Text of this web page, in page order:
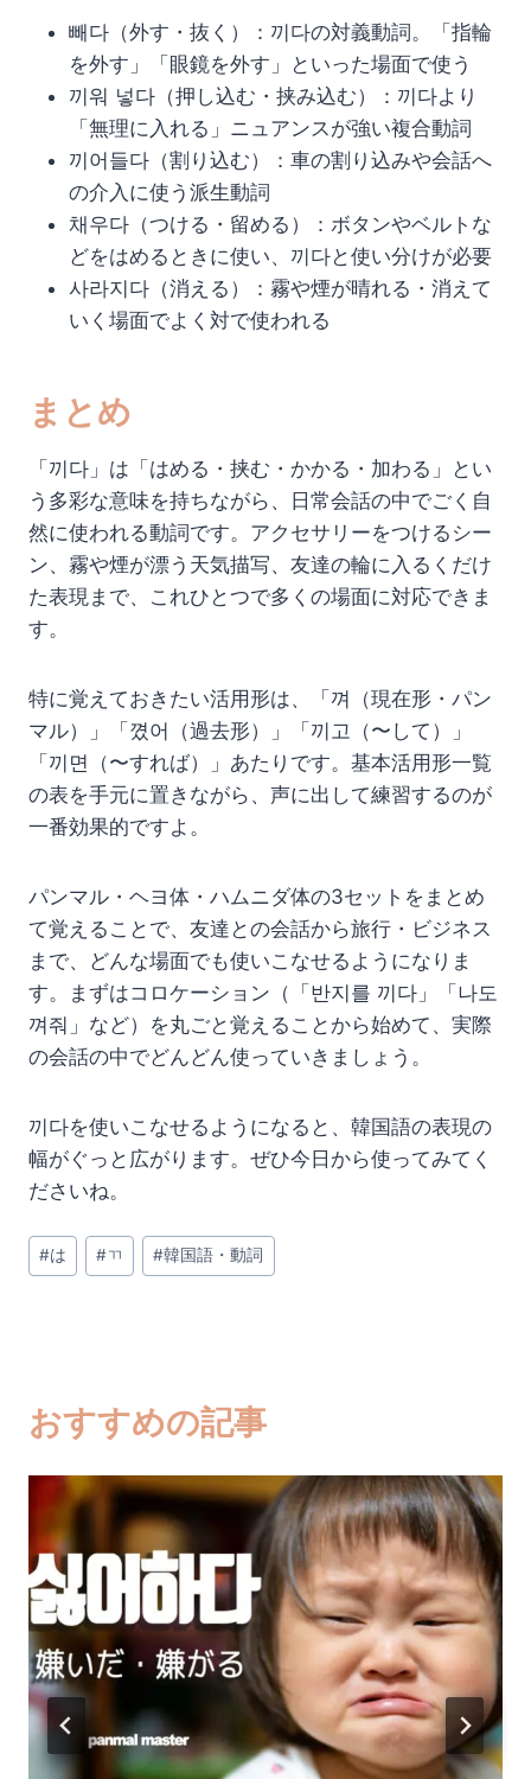
빼다（外す・抜く）：끼다の対義動詞。「指輪
を外す」「眼鏡を外す」といった場面で使う
끼워 넣다（押し込む・挟み込む）：끼다より
「無理に入れる」ニュアンスが強い複合動詞
끼어들다（割り込む）：車の割り込みや会話へ
の介入に使う派生動詞
채우다（つける・留める）：ボタンやベルトな
どをはめるときに使い、끼다と使い分けが必要
사라지다（消える）：霧や煙が晴れる・消えて
いく場面でよく対で使われる
まとめ
「끼다」は「はめる・挟む・かかる・加わる」とい
う多彩な意味を持ちながら、日常会話の中でごく自
然に使われる動詞です。アクセサリーをつけるシー
ン、霧や煙が漂う天気描写、友達の輪に入るくだけ
た表現まで、これひとつで多くの場面に対応できま
す。
特に覚えておきたい活用形は、「껴（現在形・パン
マル）」「꼈어（過去形）」「끼고（〜して）」
「끼면（〜すれば）」あたりです。基本活用形一覧
の表を手元に置きながら、声に出して練習するのが
一番効果的ですよ。
パンマル・ヘヨ体・ハムニダ体の3セットをまとめ
て覚えることで、友達との会話から旅行・ビジネス
まで、どんな場面でも使いこなせるようになりま
す。まずはコロケーション（「반지를 끼다」「나도
껴줘」など）を丸ごと覚えることから始めて、実際
の会話の中でどんどん使っていきましょう。
끼다を使いこなせるようになると、韓国語の表現の
幅がぐっと広がります。ぜひ今日から使ってみてく
ださいね。
投
稿
#は #ㄲ #韓国語・動詞
おすすめの記事